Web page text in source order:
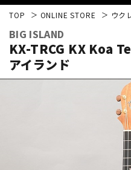
TOP ONLINE STORE ウク
BIG ISLAND
KX-TRCG KX Koa
アイランド